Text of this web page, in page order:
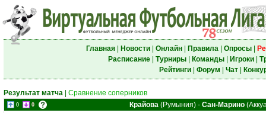
Главная| Новости| Онлайн| Правила| Опросы|
Расписание| Турниры| Команды| Игроки|
Рейтинги| Форум Чат|
Результат матча Сравнение соперников
0 0 Крайова (Румыния) - Сан-Марино